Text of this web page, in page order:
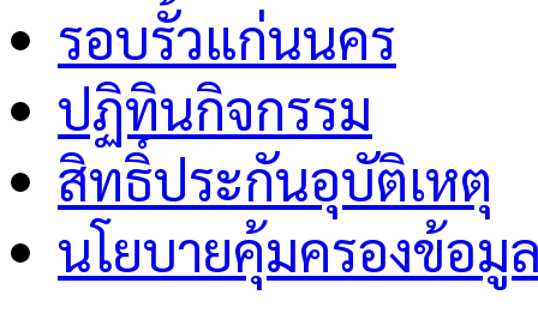
รอบรั้วแก่นนคร
ปฏิทินกิจกรรม
สิทธิ์ประกันอุบัติเหตุ
นโยบายคุ้มครองข้อ